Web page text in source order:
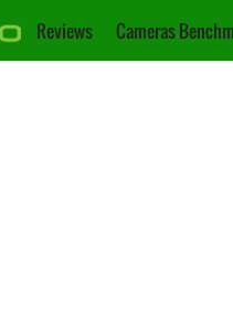
Reviews Cameras